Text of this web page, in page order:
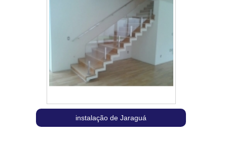
instalação de Jaraguá